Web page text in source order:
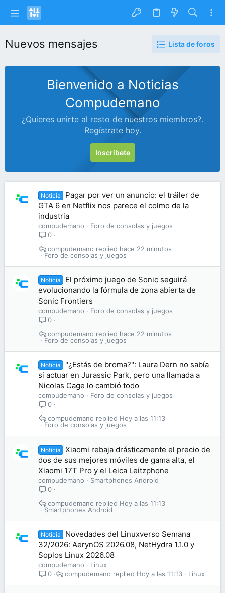
Nuevos mensajes Lista de foros
Bienvenido a Noticias
Compudemano
¿Quieres unirte al resto de nuestros miembros?.
Regístrate hoy.
Inscríbete
Noticia
Pagar por ver un anuncio: el tráiler de
GTA 6 en Netflix nos parece el colmo de la
industria
compudemano
Foro de consolas y juegos
0
Foro de consolas y juegos
hace 22 minutos
compudemano
Noticia
El próximo juego de Sonic seguirá
evolucionando la fórmula de zona abierta de
Sonic Frontiers
compudemano
Foro de consolas y juegos
0
Foro de consolas y juegos
hace 22 minutos
compudemano
Noticia
"¿Estás de broma?": Laura Dern no sabía
si actuar en Jurassic Park, pero una llamada a
Nicolas Cage lo cambió todo
compudemano
Foro de consolas y juegos
0
Foro de consolas y juegos
Hoy a las 11:13
compudemano
Noticia
Xiaomi rebaja drásticamente el precio de
dos de sus mejores móviles de gama alta, el
Xiaomi 17T Pro y el Leica Leitzphone
compudemano
Smartphones Android
0
Smartphones Android
Hoy a las 11:13
compudemano
Noticia
Novedades del Linuxverso Semana
32/2026: AerynOS 2026.08, NetHydra 1.1.0 y
Soplos Linux 2026.08
compudemano
Linux
0
Linux
Hoy a las 11:13
compudemano